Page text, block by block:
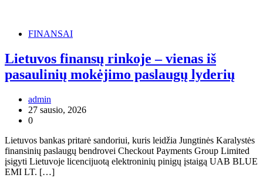
FINANSAI
Lietuvos finansų rinkoje – vienas iš
pasaulinių mokėjimo paslaugų lyderių
admin
27 sausio, 2026
0
Lietuvos bankas pritarė sandoriui, kuris leidžia Jungtinės Karalystės
finansinių paslaugų bendrovei Checkout Payments Group Limited
įsigyti Lietuvoje licencijuotą elektroninių pinigų įstaigą UAB BLUE
EMI LT. […]